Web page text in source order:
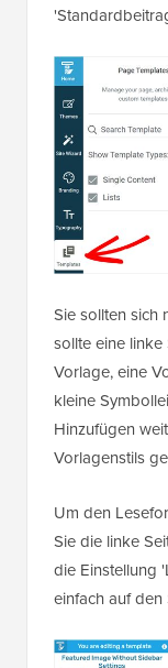
Sie sollten sich
sollte eine
Vorlage, eine
kleine
Hinzufügen
Vorlagenstils
Um den
Sie die linke
die Einstellung
einfach auf den